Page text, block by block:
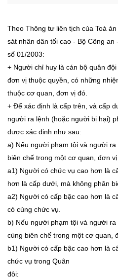
Theo Thông tư liên tịch của Toà
sát nhân dân tối cao - Bộ Công
số 01/2003:
+ Người chỉ huy là cán bộ quân
đơn vị thuộc quyền, có những
thuộc cơ quan, đơn vị đó.
+ Để xác định là cấp trên, và cấp
người ra lệnh (hoặc người bị hại)
được xác định như sau:
a) Nếu người phạm tội và người
biên chế trong một cơ quan, đơn
a1) Người có chức vụ cao hơn là
hơn là cấp dưới, mà không phân
a2) Người có cấp bậc cao hơn là
có cùng chức vụ.
b) Nếu người phạm tội và người
cùng biên chế trong một cơ quan,
b1) Người có cấp bậc cao hơn là
chức vụ trong Quân
đội;